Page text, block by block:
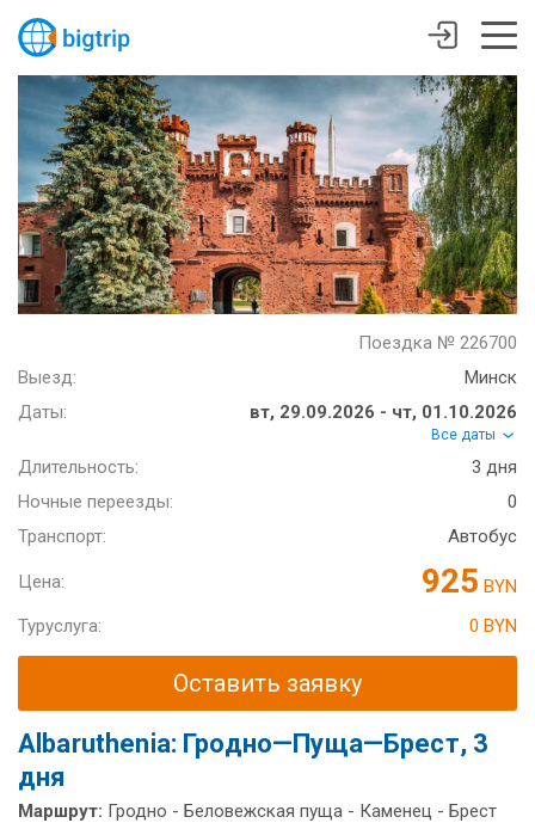
Поездка № 226700
Выезд:
Минск
Даты:
вт, 29.09.2026 - чт, 01.10.2026
Все даты
Длительность:
3 дня
Ночные переезды:
0
Транспорт:
Автобус
Цена: 925 BYN
Туруслуга:
0 BYN
Оставить заявку
Аlbaruthenia: Гродно—Пуща—Брест, 3
дня
Маршрут: Гродно - Беловежская пуща - Каменец - Брест